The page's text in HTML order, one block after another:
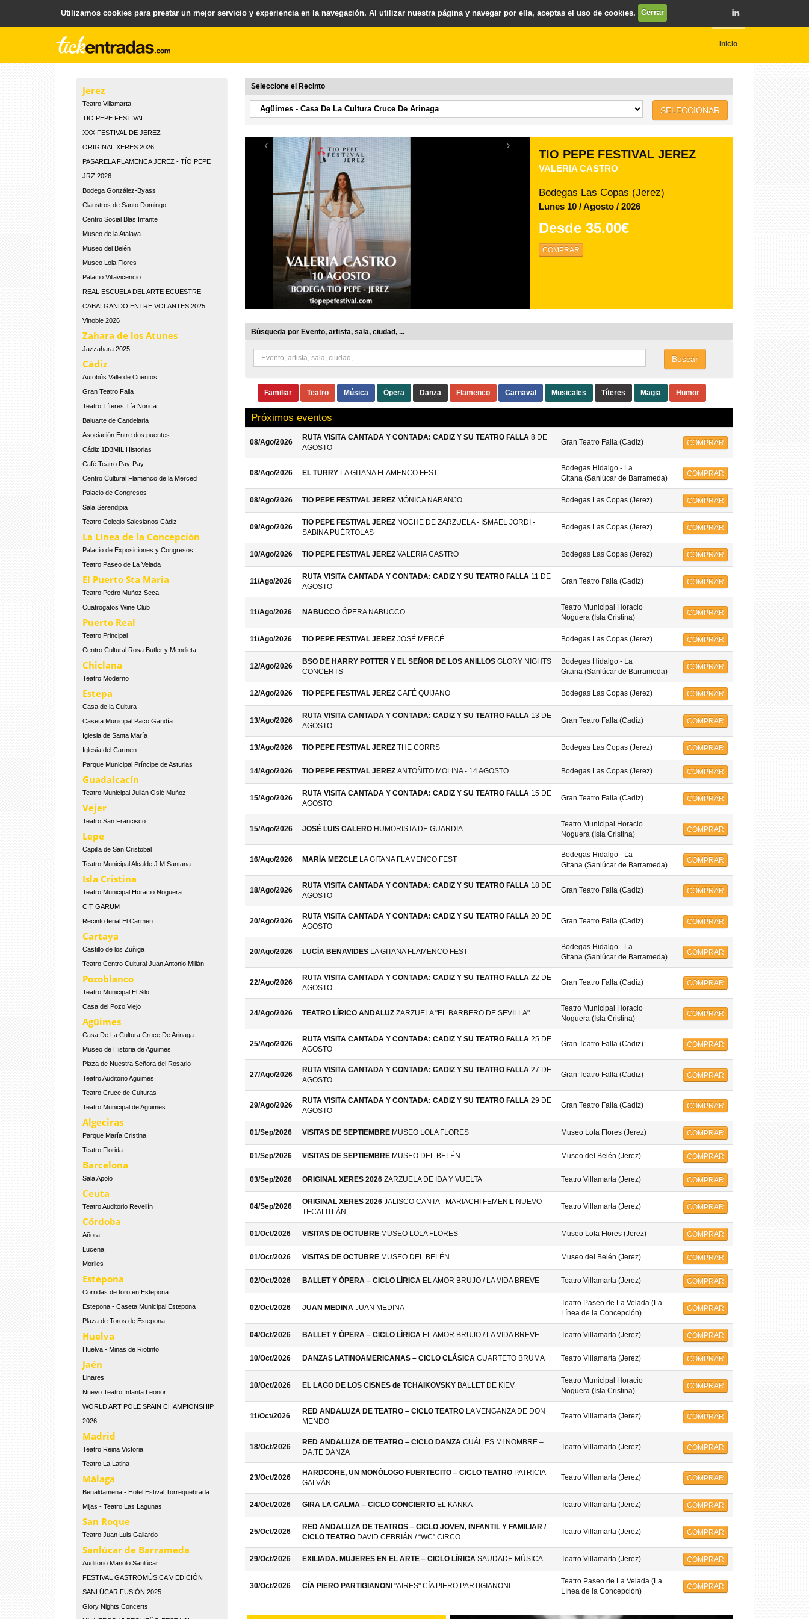
Plataforma para la Venta y Gestion de Entradas .
Inicio
Jerez
Teatro Villamarta
TIO PEPE FESTIVAL
XXX FESTIVAL DE JEREZ
ORIGINAL XERES 2026
PASARELA FLAMENCA JEREZ - TÍO PEPE
JRZ 2026
Bodega González-Byass
Claustros de Santo Domingo
Centro Social Blas Infante
Museo de la Atalaya
Museo del Belén
Museo Lola Flores
Palacio Villavicencio
REAL ESCUELA DEL ARTE ECUESTRE –
CABALGANDO ENTRE VOLANTES 2025
Vinoble 2026
Zahara de los Atunes
Jazzahara 2025
Cádiz
Autobús Valle de Cuentos
Gran Teatro Falla
Teatro Títeres Tía Norica
Baluarte de Candelaria
Asociación Entre dos puentes
Cádiz 1D3MIL Historias
Café Teatro Pay-Pay
Centro Cultural Flamenco de la Merced
Palacio de Congresos
Sala Serendipia
Teatro Colegio Salesianos Cádiz
La Línea de la Concepción
Palacio de Exposiciones y Congresos
Teatro Paseo de La Velada
El Puerto Sta Maria
Teatro Pedro Muñoz Seca
Cuatrogatos Wine Club
Puerto Real
Teatro Principal
Centro Cultural Rosa Butler y Mendieta
Chiclana
Teatro Moderno
Estepa
Casa de la Cultura
Caseta Municipal Paco Gandía
Iglesia de Santa María
Iglesia del Carmen
Parque Municipal Príncipe de Asturias
Guadalcacín
Teatro Municipal Julián Oslé Muñoz
Vejer
Teatro San Francisco
Lepe
Capilla de San Cristobal
Teatro Municipal Alcalde J.M.Santana
Isla Cristina
Teatro Municipal Horacio Noguera
CIT GARUM
Recinto ferial El Carmen
Cartaya
Castillo de los Zuñiga
Teatro Centro Cultural Juan Antonio Millán
Pozoblanco
Teatro Municipal El Silo
Casa del Pozo Viejo
Agüimes
Casa De La Cultura Cruce De Arinaga
Museo de Historia de Agüimes
Plaza de Nuestra Señora del Rosario
Teatro Auditorio Agüimes
Teatro Cruce de Culturas
Teatro Municipal de Agüimes
Algeciras
Parque María Cristina
Teatro Florida
Barcelona
Sala Apolo
Ceuta
Teatro Auditorio Revellín
Córdoba
Añora
Lucena
Moriles
Estepona
Corridas de toro en Estepona
Estepona - Caseta Municipal Estepona
Plaza de Toros de Estepona
Huelva
Huelva - Minas de Riotinto
Jaén
Linares
Nuevo Teatro Infanta Leonor
WORLD ART POLE SPAIN CHAMPIONSHIP
2026
Madrid
Teatro Reina Victoria
Teatro La Latina
Málaga
Benaldamena - Hotel Estival Torrequebrada
Mijas - Teatro Las Lagunas
San Roque
Teatro Juan Luis Galiardo
Sanlúcar de Barrameda
Auditorio Manolo Sanlúcar
FESTIVAL GASTROMÚSICA V EDICIÓN
SANLÚCAR FUSIÓN 2025
Glory Nights Concerts
Seleccione el Recinto
SELECCIONAR
‹ ›
TIO PEPE FESTIVAL JEREZ
ANTOÑITO MOLINA - 14 AGOSTO
Bodegas Las Copas (Jerez)
Viernes 14 / Agosto / 2026
Desde 58.00€
COMPRAR
Búsqueda por Evento, artista, sala, ciudad, ...
Buscar
Familiar Teatro Música Ópera Danza Flamenco Carnaval Musicales Títeres Magia Humor
Próximos eventos
08/Ago/2026
RUTA VISITA CANTADA Y CONTADA: CADIZ Y SU TEATRO FALLA 8 DE
AGOSTO
Gran Teatro Falla (Cadiz) COMPRAR
08/Ago/2026 EL TURRY LA GITANA FLAMENCO FEST
Bodegas Hidalgo - La
Gitana (Sanlúcar de Barrameda)
COMPRAR
08/Ago/2026 TIO PEPE FESTIVAL JEREZ MÓNICA NARANJO Bodegas Las Copas (Jerez) COMPRAR
09/Ago/2026
TIO PEPE FESTIVAL JEREZ NOCHE DE ZARZUELA - ISMAEL JORDI -
SABINA PUÉRTOLAS
Bodegas Las Copas (Jerez) COMPRAR
10/Ago/2026 TIO PEPE FESTIVAL JEREZ VALERIA CASTRO Bodegas Las Copas (Jerez) COMPRAR
11/Ago/2026
RUTA VISITA CANTADA Y CONTADA: CADIZ Y SU TEATRO FALLA 11 DE
AGOSTO
Gran Teatro Falla (Cadiz) COMPRAR
11/Ago/2026 NABUCCO ÓPERA NABUCCO
Teatro Municipal Horacio
Noguera (Isla Cristina)
COMPRAR
11/Ago/2026 TIO PEPE FESTIVAL JEREZ JOSÉ MERCÉ Bodegas Las Copas (Jerez) COMPRAR
12/Ago/2026
BSO DE HARRY POTTER Y EL SEÑOR DE LOS ANILLOS GLORY NIGHTS
CONCERTS
Bodegas Hidalgo - La
Gitana (Sanlúcar de Barrameda)
COMPRAR
12/Ago/2026 TIO PEPE FESTIVAL JEREZ CAFÉ QUIJANO Bodegas Las Copas (Jerez) COMPRAR
13/Ago/2026
RUTA VISITA CANTADA Y CONTADA: CADIZ Y SU TEATRO FALLA 13 DE
AGOSTO
Gran Teatro Falla (Cadiz) COMPRAR
13/Ago/2026 TIO PEPE FESTIVAL JEREZ THE CORRS Bodegas Las Copas (Jerez) COMPRAR
14/Ago/2026 TIO PEPE FESTIVAL JEREZ ANTOÑITO MOLINA - 14 AGOSTO Bodegas Las Copas (Jerez) COMPRAR
15/Ago/2026
RUTA VISITA CANTADA Y CONTADA: CADIZ Y SU TEATRO FALLA 15 DE
AGOSTO
Gran Teatro Falla (Cadiz) COMPRAR
15/Ago/2026 JOSÉ LUIS CALERO HUMORISTA DE GUARDIA
Teatro Municipal Horacio
Noguera (Isla Cristina)
COMPRAR
16/Ago/2026 MARÍA MEZCLE LA GITANA FLAMENCO FEST
Bodegas Hidalgo - La
Gitana (Sanlúcar de Barrameda)
COMPRAR
18/Ago/2026
RUTA VISITA CANTADA Y CONTADA: CADIZ Y SU TEATRO FALLA 18 DE
AGOSTO
Gran Teatro Falla (Cadiz) COMPRAR
20/Ago/2026
RUTA VISITA CANTADA Y CONTADA: CADIZ Y SU TEATRO FALLA 20 DE
AGOSTO
Gran Teatro Falla (Cadiz) COMPRAR
20/Ago/2026 LUCÍA BENAVIDES LA GITANA FLAMENCO FEST
Bodegas Hidalgo - La
Gitana (Sanlúcar de Barrameda)
COMPRAR
22/Ago/2026
RUTA VISITA CANTADA Y CONTADA: CADIZ Y SU TEATRO FALLA 22 DE
AGOSTO
Gran Teatro Falla (Cadiz) COMPRAR
24/Ago/2026 TEATRO LÍRICO ANDALUZ ZARZUELA "EL BARBERO DE SEVILLA"
Teatro Municipal Horacio
Noguera (Isla Cristina)
COMPRAR
25/Ago/2026
RUTA VISITA CANTADA Y CONTADA: CADIZ Y SU TEATRO FALLA 25 DE
AGOSTO
Gran Teatro Falla (Cadiz) COMPRAR
27/Ago/2026
RUTA VISITA CANTADA Y CONTADA: CADIZ Y SU TEATRO FALLA 27 DE
AGOSTO
Gran Teatro Falla (Cadiz) COMPRAR
29/Ago/2026
RUTA VISITA CANTADA Y CONTADA: CADIZ Y SU TEATRO FALLA 29 DE
AGOSTO
Gran Teatro Falla (Cadiz) COMPRAR
01/Sep/2026 VISITAS DE SEPTIEMBRE MUSEO LOLA FLORES Museo Lola Flores (Jerez) COMPRAR
01/Sep/2026 VISITAS DE SEPTIEMBRE MUSEO DEL BELÉN Museo del Belén (Jerez) COMPRAR
03/Sep/2026 ORIGINAL XERES 2026 ZARZUELA DE IDA Y VUELTA Teatro Villamarta (Jerez) COMPRAR
04/Sep/2026
ORIGINAL XERES 2026 JALISCO CANTA - MARIACHI FEMENIL NUEVO
TECALITLÁN
Teatro Villamarta (Jerez) COMPRAR
01/Oct/2026 VISITAS DE OCTUBRE MUSEO LOLA FLORES Museo Lola Flores (Jerez) COMPRAR
01/Oct/2026 VISITAS DE OCTUBRE MUSEO DEL BELÉN Museo del Belén (Jerez) COMPRAR
02/Oct/2026 BALLET Y ÓPERA – CICLO LÍRICA EL AMOR BRUJO / LA VIDA BREVE Teatro Villamarta (Jerez) COMPRAR
02/Oct/2026 JUAN MEDINA JUAN MEDINA
Teatro Paseo de La Velada (La
Línea de la Concepción)
COMPRAR
04/Oct/2026 BALLET Y ÓPERA – CICLO LÍRICA EL AMOR BRUJO / LA VIDA BREVE Teatro Villamarta (Jerez) COMPRAR
10/Oct/2026 DANZAS LATINOAMERICANAS – CICLO CLÁSICA CUARTETO BRUMA Teatro Villamarta (Jerez) COMPRAR
10/Oct/2026 EL LAGO DE LOS CISNES de TCHAIKOVSKY BALLET DE KIEV
Teatro Municipal Horacio
Noguera (Isla Cristina)
COMPRAR
11/Oct/2026
RED ANDALUZA DE TEATRO – CICLO TEATRO LA VENGANZA DE DON
MENDO
Teatro Villamarta (Jerez) COMPRAR
18/Oct/2026
RED ANDALUZA DE TEATRO – CICLO DANZA CUÁL ES MI NOMBRE –
DA.TE DANZA
Teatro Villamarta (Jerez) COMPRAR
23/Oct/2026
HARDCORE, UN MONÓLOGO FUERTECITO – CICLO TEATRO PATRICIA
GALVÁN
Teatro Villamarta (Jerez) COMPRAR
24/Oct/2026 GIRA LA CALMA – CICLO CONCIERTO EL KANKA Teatro Villamarta (Jerez) COMPRAR
25/Oct/2026
RED ANDALUZA DE TEATROS – CICLO JOVEN, INFANTIL Y FAMILIAR /
CICLO TEATRO DAVID CEBRIÁN / “WC” CIRCO
Teatro Villamarta (Jerez) COMPRAR
29/Oct/2026 EXILIADA. MUJERES EN EL ARTE – CICLO LÍRICA SAUDADE MÚSICA Teatro Villamarta (Jerez) COMPRAR
30/Oct/2026 CÍA PIERO PARTIGIANONI "AIRES" CÍA PIERO PARTIGIANONI
Teatro Paseo de La Velada (La
Línea de la Concepción)
COMPRAR
Utilizamos cookies para prestar un mejor servicio y experiencia en la navegación. Al utilizar nuestra página y navegar por ella, aceptas el uso de cookies. Cerrar